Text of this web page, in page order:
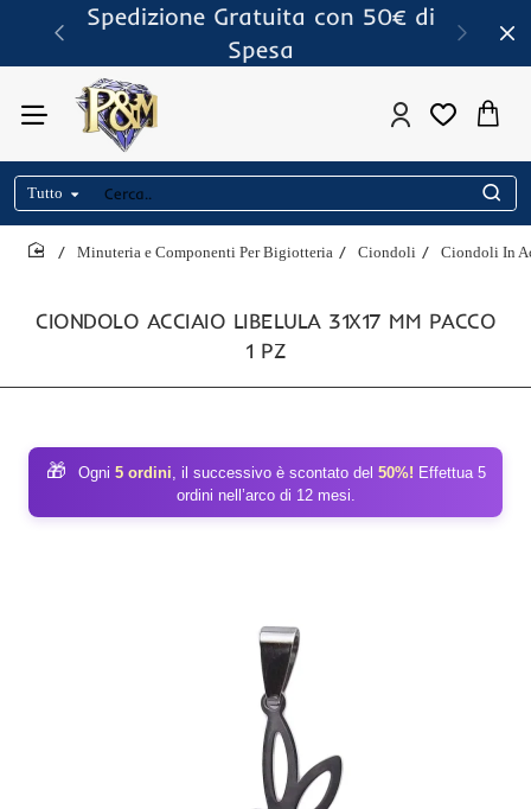
Spedizione Gratuita con 50€ di
Spesa
Tutto
Cerca..
CIONDOLO ACCIAIO LIBELULA 31X17 MM PACCO
1 PZ
Minuteria e Componenti Per Bigiotteria Ciondoli Ciondoli In
🎁 Ogni 5 ordini, il successivo è scontato del 50%! Effettua 5
ordini nell’arco di 12 mesi.